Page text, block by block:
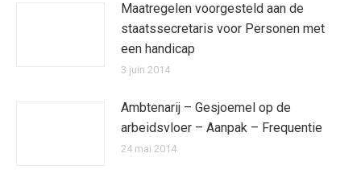
Maatregelen voorgesteld aan de
staatssecretaris voor Personen met
een handicap
3 juin 2014
Ambtenarij – Gesjoemel op de
arbeidsvloer – Aanpak – Frequentie
24 mai 2014